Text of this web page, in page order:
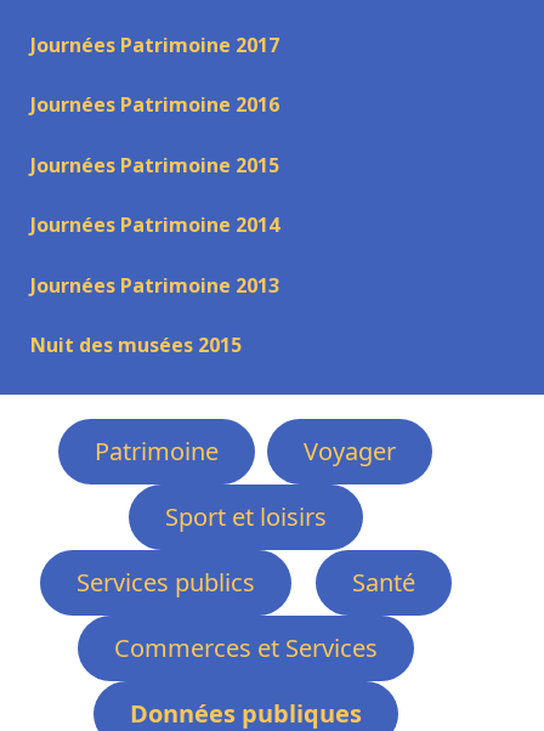
Journées Patrimoine 2017
Journées Patrimoine 2016
Journées Patrimoine 2015
Journées Patrimoine 2014
Journées Patrimoine 2013
Nuit des musées 2015
Patrimoine
Voyager
Sport et loisirs
Services publics
Santé
Commerces et Services
Données publiques